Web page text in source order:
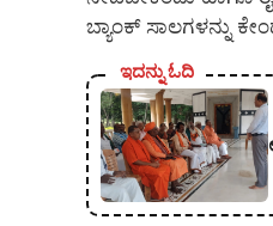
ಬ್ಯಾಂಕ್ ಸಾಲಗಳನ್ನು
ಇದನ್ನು ಓದಿ